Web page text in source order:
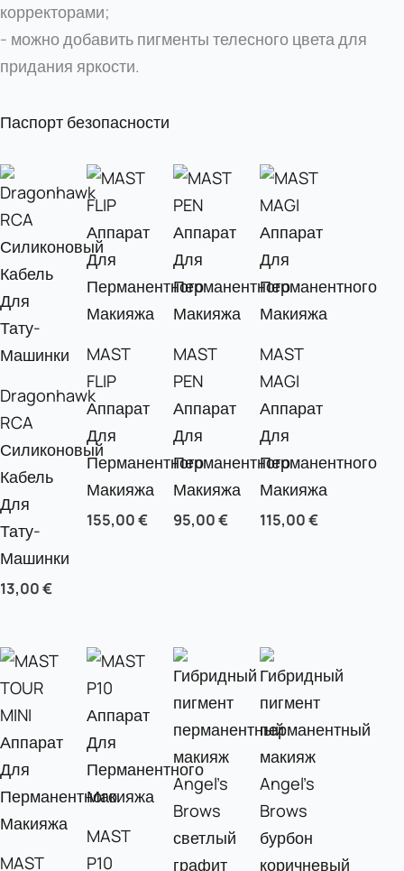
корректорами;
- можно добавить пигменты телесного цвета для
придания яркости.
Паспорт безопасности
Dragonhawk
RCA
Силиконовый
Кабель
Для
Тату-
Машинки
13,00€
MAST
FLIP
Аппарат
Для
Перманентного
Макияжа
155,00€
MAST
PEN
Аппарат
Для
Перманентного
Макияжа
95,00€
MAST
MAGI
Аппарат
Для
Перманентного
Макияжа
115,00€
MAST
MAST
P10